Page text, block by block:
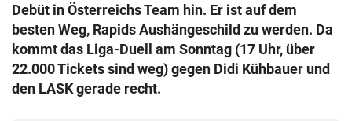
Debüt in Österreichs Team hin. Er ist auf dem
besten Weg, Rapids Aushängeschild zu werden. Da
kommt das Liga-Duell am Sonntag (17 Uhr, über
22.000 Tickets sind weg) gegen Didi Kühbauer und
den LASK gerade recht.